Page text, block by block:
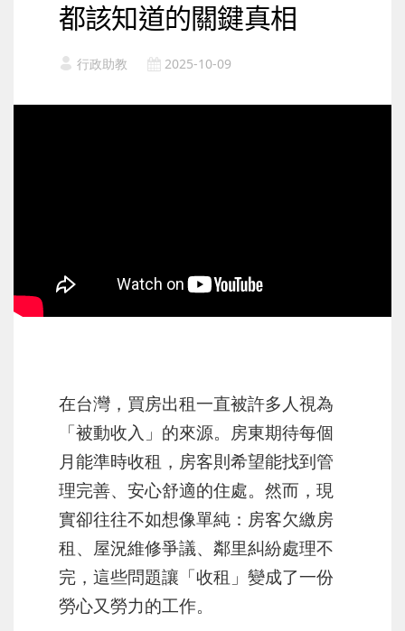
都該知道的關鍵真相
行政助教 2025-10-09
在台灣，買房出租一直被許多人視為
「被動收入」的來源。房東期待每個
月能準時收租，房客則希望能找到管
理完善、安心舒適的住處。然而，現
實卻往往不如想像單純：房客欠繳房
租、屋況維修爭議、鄰里糾紛處理不
完，這些問題讓「收租」變成了一份
勞心又勞力的工作。